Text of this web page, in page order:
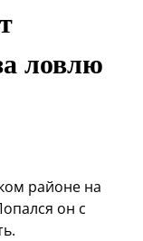
ловлю
районе на
он с